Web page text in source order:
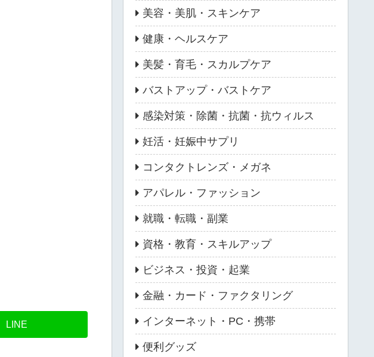
LINE
美容・美肌・スキンケア
健康・ヘルスケア
美髪・育毛・スカルプケア
バストアップ・バストケア
感染対策・除菌・抗菌・抗ウィルス
妊活・妊娠中サプリ
コンタクトレンズ・メガネ
アパレル・ファッション
就職・転職・副業
資格・教育・スキルアップ
ビジネス・投資・起業
金融・カード・ファクタリング
インターネット・PC・携帯
便利グッズ